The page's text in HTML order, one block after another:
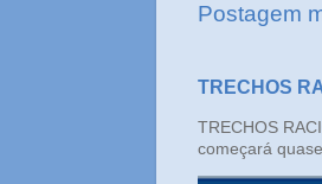
Postagem
TRECHOS
TRECHOS
começará